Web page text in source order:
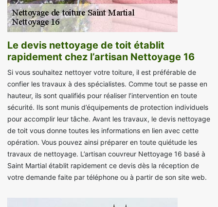
Le devis nettoyage de toit établit
rapidement chez l’artisan Nettoyage 16
Si vous souhaitez nettoyer votre toiture, il est préférable de
confier les travaux à des spécialistes. Comme tout se passe en
hauteur, ils sont qualifiés pour réaliser l’intervention en toute
sécurité. Ils sont munis d’équipements de protection individuels
pour accomplir leur tâche. Avant les travaux, le devis nettoyage
de toit vous donne toutes les informations en lien avec cette
opération. Vous pouvez ainsi préparer en toute quiétude les
travaux de nettoyage. L’artisan couvreur Nettoyage 16 basé à
Saint Martial établit rapidement ce devis dès la réception de
votre demande faite par téléphone ou à partir de son site web.